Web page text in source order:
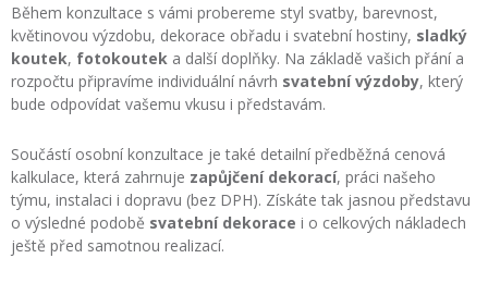
Během konzultace s vámi probereme styl svatby, barevnost,
květinovou výzdobu, dekorace obřadu i svatební hostiny, sladký
koutek, fotokoutek a další doplňky. Na základě vašich přání a
rozpočtu připravíme individuální návrh svatební výzdoby, který
bude odpovídat vašemu vkusu i představám.
Součástí osobní konzultace je také detailní předběžná cenová
kalkulace, která zahrnuje zapůjčení dekorací, práci našeho
týmu, instalaci i dopravu (bez DPH). Získáte tak jasnou představu
o výsledné podobě svatební dekorace i o celkových nákladech
ještě před samotnou realizací.